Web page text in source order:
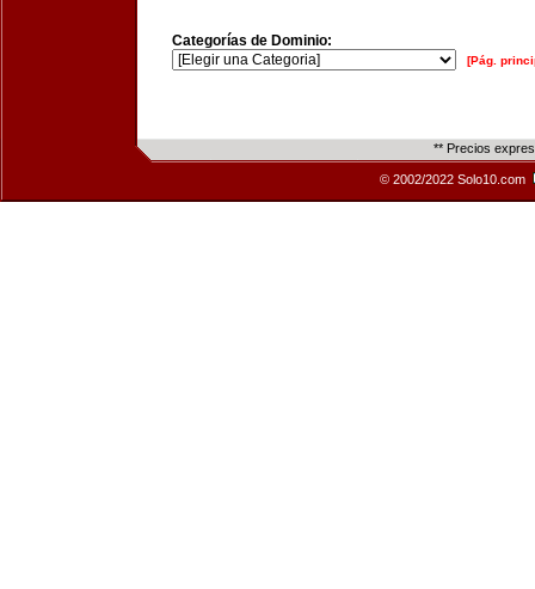
Categorías de Dominio:
[Pág.
** Precios
© 2002/2022 Solo10.com